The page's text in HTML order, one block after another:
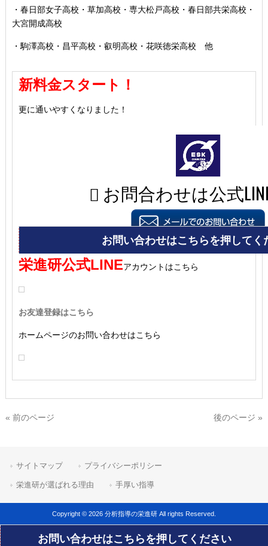
・春日部女子高校・草加高校 ・専大松戸高校 ・春日部共栄高校 ・
大宮開成高校
・駒澤高校・昌平高校・叡明高校・花咲徳栄高校 他
新料金スタート！
更に通いやすくなりました！
栄進研公式LINEアカウントはこちら
お友達登録はこちら
ホームページのお問い合わせはこちら
« 前のページ 後のページ »
サイトマップ プライバシーポリシー
栄進研が選ばれる理由 手厚い指導
Copyright © 2026 分析指導の栄進研 All rights Reserved.
お問い合わせはこちらを押してください